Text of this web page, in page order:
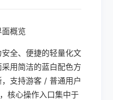
概览
全、便捷的轻量化文
用简洁的蓝白配色方
支持游客 / 普通用户
核心操作入口集中于